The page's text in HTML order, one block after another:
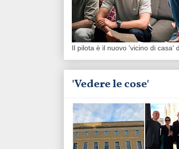
Il pilota è il nuovo 'vicino di casa'
'Vedere le cose'